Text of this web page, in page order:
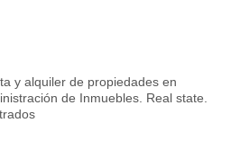
y alquiler de propiedades en
de Inmuebles. Real state.